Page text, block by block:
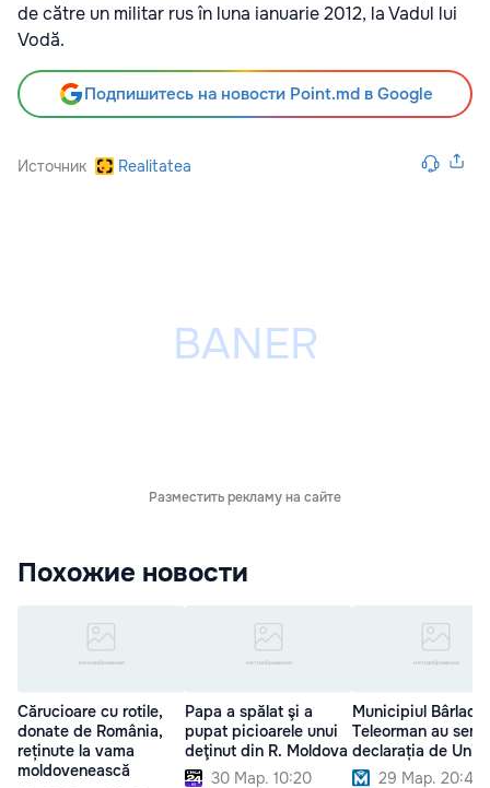
de către un militar rus în luna ianuarie 2012, la Vadul lui
Vodă.
Подпишитесь на новости Point.md в Google
Источник Realitatea
Разместить рекламу на сайте
Похожие новости
Cărucioare cu rotile,
donate de România,
reținute la vama
moldovenească
Papa a spălat şi a
pupat picioarele unui
deţinut din R. Moldova
30 Мар. 10:20
Municipiul Bârlad
Teleorman au
declarația de Unire
29 Мар. 20:40